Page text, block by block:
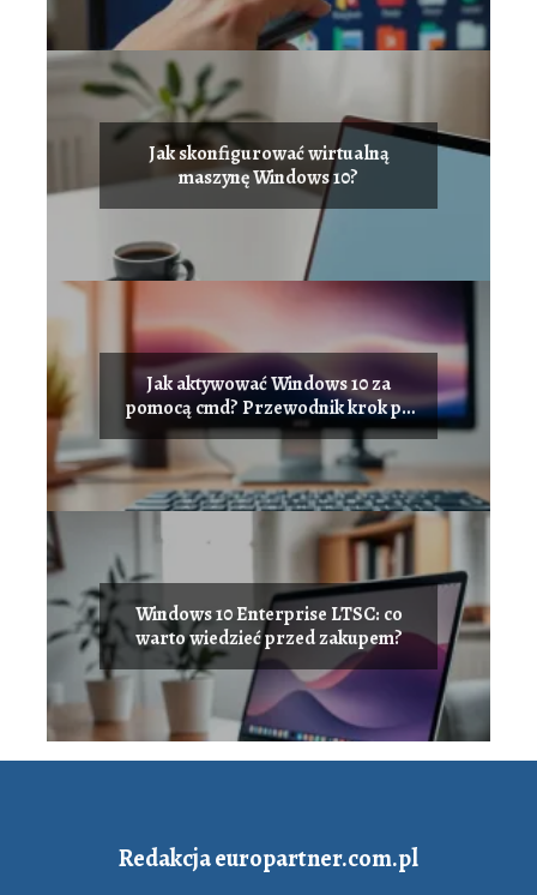
Jak skonfigurować wirtualną
maszynę Windows 10?
Jak aktywować Windows 10 za
pomocą cmd? Przewodnik krok po
kroku
Windows 10 Enterprise LTSC: co
warto wiedzieć przed zakupem?
Redakcja europartner.com.pl